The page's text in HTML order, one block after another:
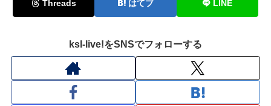
Threads はてブ LINE
ksl-live!をSNSでフォローする